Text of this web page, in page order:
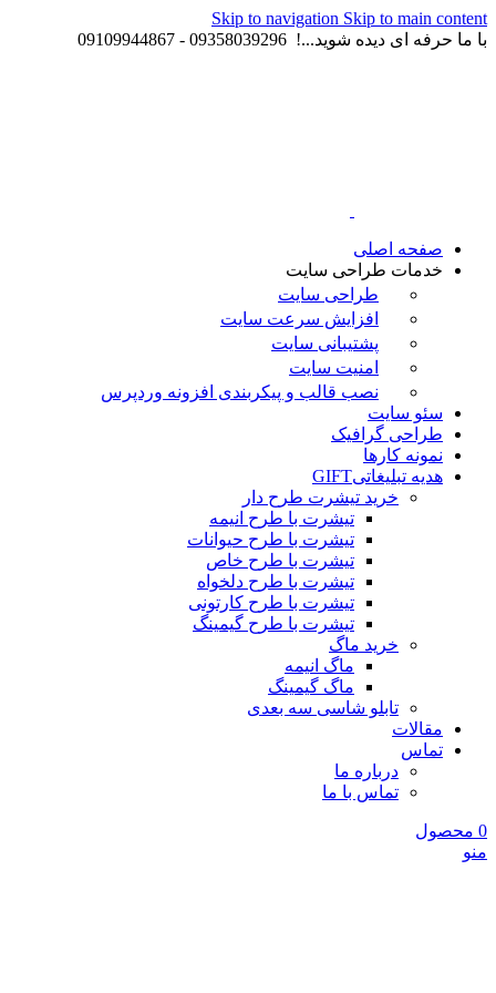
Skip to navigation Skip to main content
با ما حرفه ای دیده شوید...! 09358039296 - 09109944867
صفحه اصلی
خدمات طراحی سایت
طراحی سایت
افزایش سرعت سایت
پشتیبانی سایت
امنیت سایت
نصب قالب و پیکربندی افزونه وردپرس
سئو سایت
طراحی گرافیک
نمونه کارها
هدیه تبلیغاتیGIFT
خرید تیشرت طرح دار
تیشرت با طرح انیمه
تیشرت با طرح حیوانات
تیشرت با طرح خاص
تیشرت با طرح دلخواه
تیشرت با طرح کارتونی
تیشرت با طرح گیمینگ
خرید ماگ
ماگ انیمه
ماگ گیمینگ
تابلو شاسی سه بعدی
مقالات
تماس
درباره ما
تماس با ما
0 محصول
منو